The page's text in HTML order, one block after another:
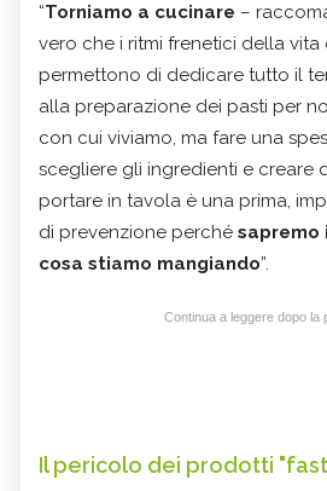
“Torniamo a cucinare –
vero che i ritmi frenetici della
permettono di dedicare tutto il
alla preparazione dei pasti per
con cui viviamo, ma fare una
scegliere gli ingredienti e creare
portare in tavola è una prima,
di prevenzione perché sapremo
cosa stiamo mangiando”.
Continua a leggere dopo la
Il pericolo dei prodotti